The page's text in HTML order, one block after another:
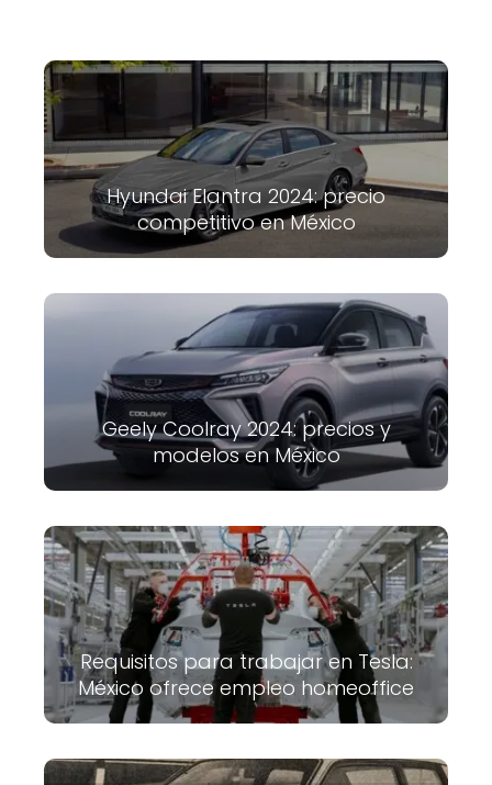
Hyundai Elantra 2024: precio
competitivo en México
Geely Coolray 2024: precios y
modelos en México
Requisitos para trabajar en Tesla:
México ofrece empleo homeoffice